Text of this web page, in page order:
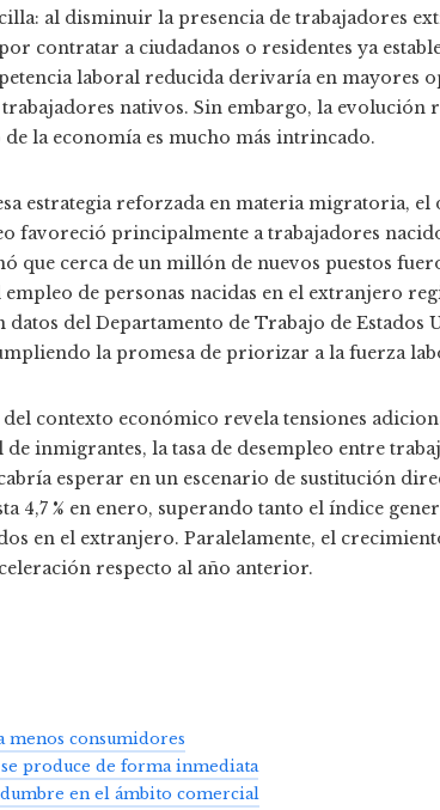
al disminuir la presencia de trabajadores
contratar a ciudadanos o residentes ya
laboral reducida derivaría en mayores
nativos. Sin embargo, la evolución
la economía es mucho más intrincado.
estrategia reforzada en materia migratoria, el
favoreció principalmente a trabajadores
que cerca de un millón de nuevos puestos
de personas nacidas en el extranjero
datos del Departamento de Trabajo de Estados
la promesa de priorizar a la fuerza
contexto económico revela tensiones
inmigrantes, la tasa de desempleo entre
esperar en un escenario de sustitución
4,7 % en enero, superando tanto el índice
en el extranjero. Paralelamente, el
respecto al año anterior.
menos consumidores
produce de forma inmediata
en el ámbito comercial